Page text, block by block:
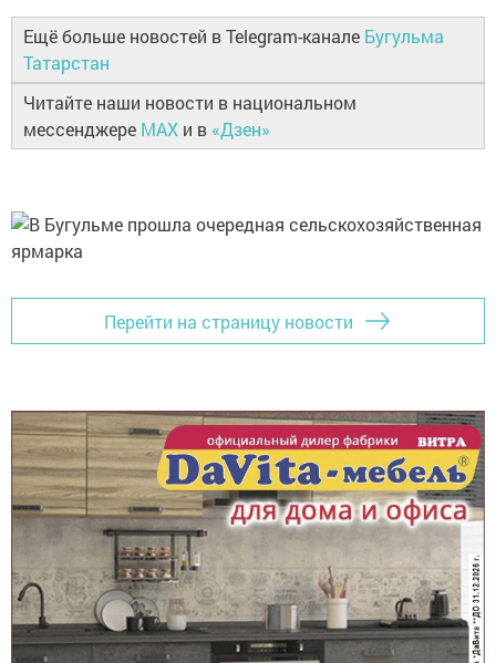
Ещё больше новостей в Telegram-канале Бугульма
Татарстан
Читайте наши новости в национальном
мессенджере MAX и в «Дзен»
Перейти на страницу новости